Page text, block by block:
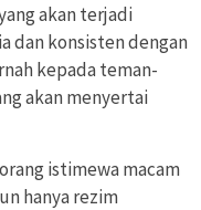
akan terjadi
dan konsisten dengan
kepada teman-
akan menyertai
istimewa macam
hanya rezim